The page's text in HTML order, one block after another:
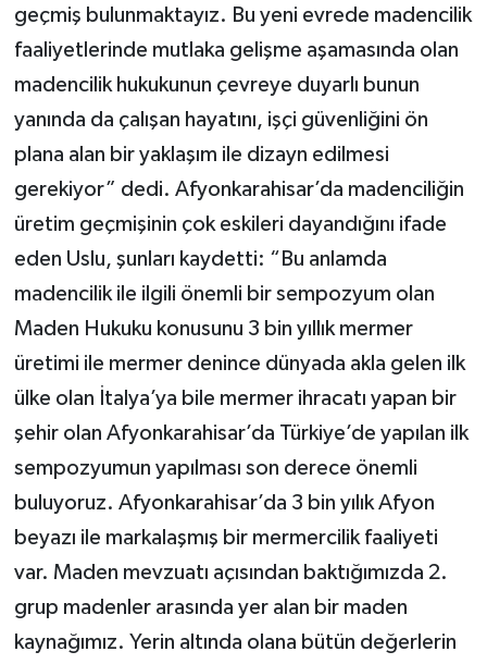
geçmiş bulunmaktayız. Bu yeni evrede madencilik
faaliyetlerinde mutlaka gelişme aşamasında olan
madencilik hukukunun çevreye duyarlı bunun
yanında da çalışan hayatını, işçi güvenliğini ön
plana alan bir yaklaşım ile dizayn edilmesi
gerekiyor” dedi. Afyonkarahisar’da madenciliğin
üretim geçmişinin çok eskileri dayandığını ifade
eden Uslu, şunları kaydetti: “Bu anlamda
madencilik ile ilgili önemli bir sempozyum olan
Maden Hukuku konusunu 3 bin yıllık mermer
üretimi ile mermer denince dünyada akla gelen ilk
ülke olan İtalya’ya bile mermer ihracatı yapan bir
şehir olan Afyonkarahisar’da Türkiye’de yapılan ilk
sempozyumun yapılması son derece önemli
buluyoruz. Afyonkarahisar’da 3 bin yılık Afyon
beyazı ile markalaşmış bir mermercilik faaliyeti
var. Maden mevzuatı açısından baktığımızda 2.
grup madenler arasında yer alan bir maden
kaynağımız. Yerin altında olana bütün değerlerin